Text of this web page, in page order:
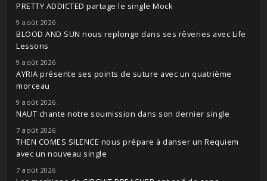
PRETTY ADDICTED partage le single Mock
9 août 2026
BLOOD AND SUN nous replonge dans ses rêveries avec Life
Lessons
9 août 2026
AYRIA présente ses points de suture avec un quatrième
morceau
9 août 2026
NAUT chante notre soumission dans son dernier single
7 août 2026
THEN COMES SILENCE nous prépare à danser un Requiem
avec un nouveau single
7 août 2026